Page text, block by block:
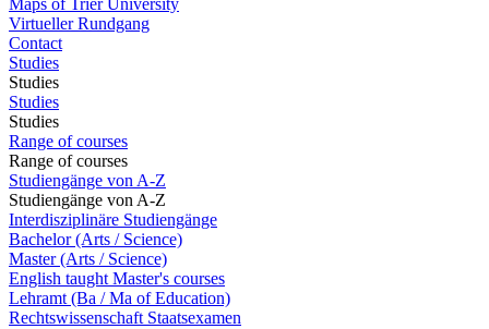
Maps of Trier University
Virtueller Rundgang
Contact
Studies
Studies
Studies
Studies
Range of courses
Range of courses
Studiengänge von A-Z
Studiengänge von A-Z
Interdisziplinäre Studiengänge
Bachelor (Arts / Science)
Master (Arts / Science)
English taught Master's courses
Lehramt (Ba / Ma of Education)
Rechtswissenschaft Staatsexamen